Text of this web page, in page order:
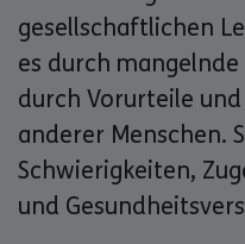
gesellschaftlichen
es durch
durch Vorurteile
anderer Menschen.
Schwierigkeiten,
und